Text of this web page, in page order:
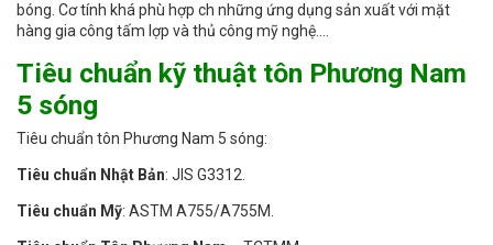
bóng. Cơ tính khá phù hợp ch những ứng dụng sản xuất với mặt
hàng gia công tấm lợp và thủ công mỹ nghệ.…
Tiêu chuẩn kỹ thuật tôn Phương Nam
5 sóng
Tiêu chuẩn tôn Phương Nam 5 sóng:
Tiêu chuẩn Nhật Bản: JIS G3312.
Tiêu chuẩn Mỹ: ASTM A755/A755M.